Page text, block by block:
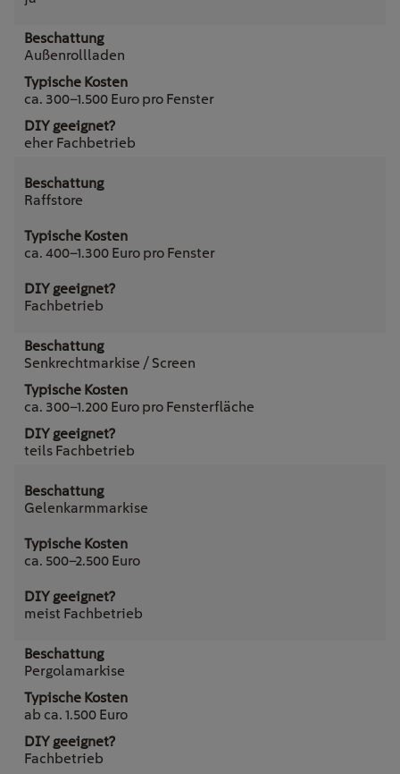
Außenrollladen
ca. 300–1.500 Euro pro Fenster
eher Fachbetrieb
Raffstore
ca. 400–1.300 Euro pro Fenster
Fachbetrieb
Senkrechtmarkise / Screen
ca. 300–1.200 Euro pro Fensterfläche
teils Fachbetrieb
Gelenkarmmarkise
ca. 500–2.500 Euro
meist Fachbetrieb
Pergolamarkise
ab ca. 1.500 Euro
Fachbetrieb